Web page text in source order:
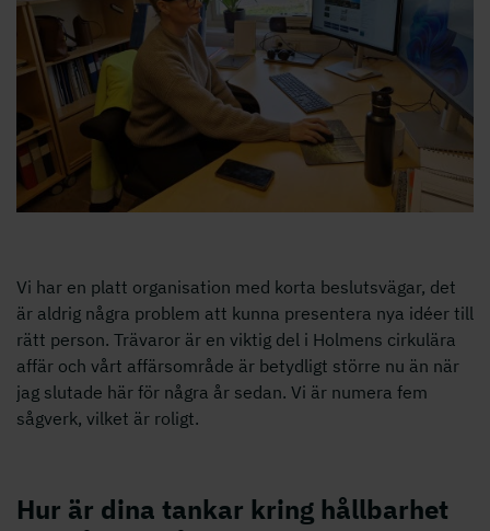
Vi har en platt organisation med korta beslutsvägar, det
är aldrig några problem att kunna presentera nya idéer till
rätt person. Trävaror är en viktig del i Holmens cirkulära
affär och vårt affärsområde är betydligt större nu än när
jag slutade här för några år sedan. Vi är numera fem
sågverk, vilket är roligt.
Hur är dina tankar kring hållbarhet